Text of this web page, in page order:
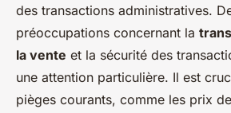
des transactions administratives.
préoccupations concernant la
la vente et la sécurité des
une attention particulière. Il est
pièges courants, comme les prix